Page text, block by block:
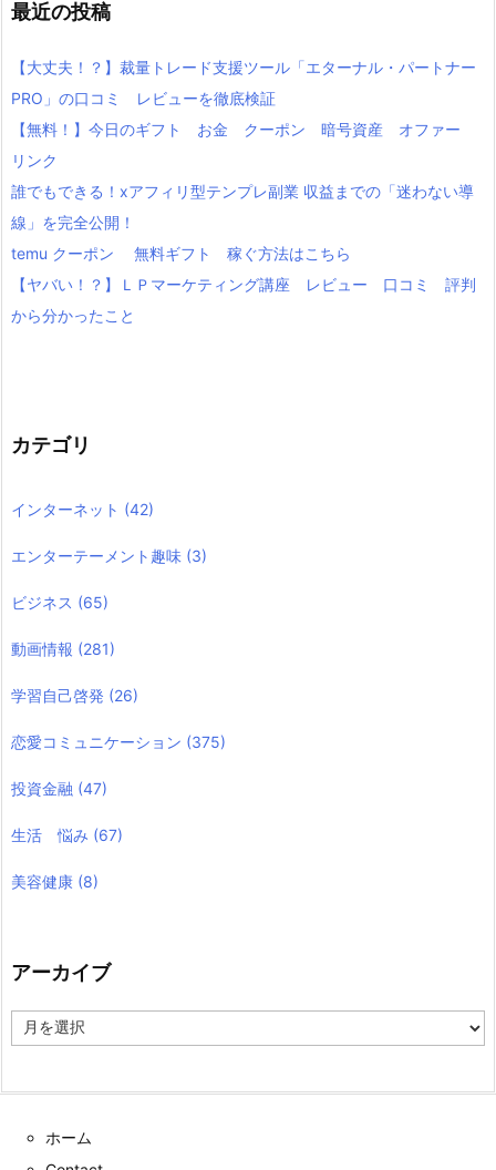
最近の投稿
【大丈夫！？】裁量トレード支援ツール「エターナル・パートナー
PRO」の口コミ レビューを徹底検証
【無料！】今日のギフト お金 クーポン 暗号資産 オファー
リンク
誰でもできる！xアフィリ型テンプレ副業 収益までの「迷わない導
線」を完全公開！
temu クーポン 無料ギフト 稼ぐ方法はこちら
【ヤバい！？】ＬＰマーケティング講座 レビュー 口コミ 評判
から分かったこと
カテゴリ
インターネット (42)
エンターテーメント趣味 (3)
ビジネス (65)
動画情報 (281)
学習自己啓発 (26)
恋愛コミュニケーション (375)
投資金融 (47)
生活 悩み (67)
美容健康 (8)
アーカイブ
ー
ホーム